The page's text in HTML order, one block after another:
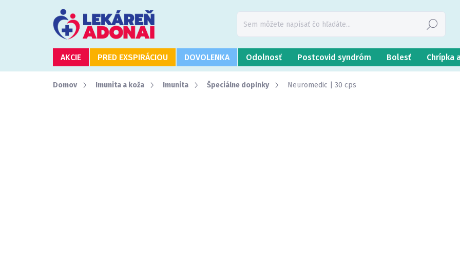
Hľadať
AKCIE PRED EXSPIRÁCIOU DOVOLENKA Odolnosť Postcovid syndróm Bolesť Chrípka
Domov Imunita a koža Imunita Špeciálne doplnky Neuromedic | 30 cps